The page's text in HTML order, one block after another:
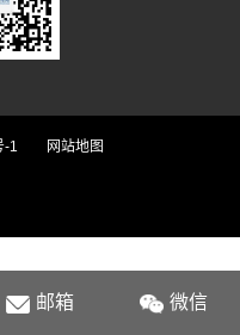
-1 网站地图
邮箱 微信